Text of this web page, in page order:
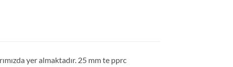
yer almaktadır. 25 mm te pprc